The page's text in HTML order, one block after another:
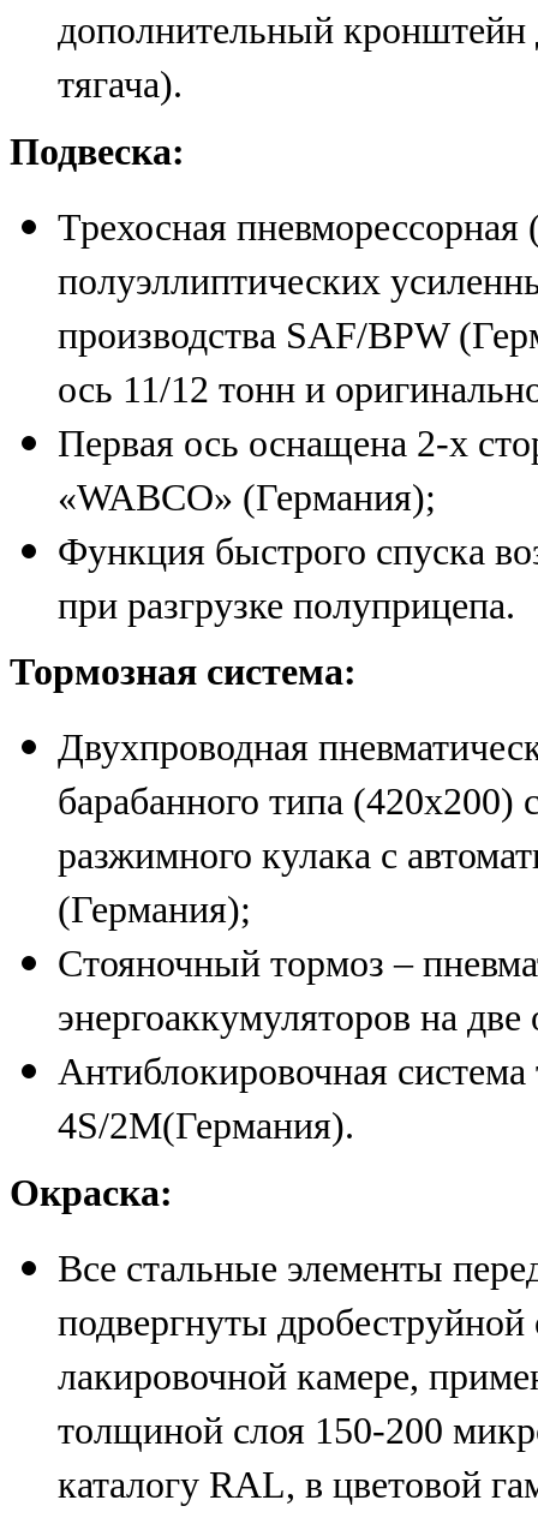
дополнительный кронштейн
тягача).
Подвеска:
Трехосная пневморессорная
полуэллиптических
производства SAF/BPW
ось 11/12 тонн и
Первая ось оснащена 2-х
«WABCO» (Германия);
Функция быстрого спуска
при разгрузке полуприцепа.
Тормозная система:
Двухпроводная
барабанного типа (420х200)
разжимного кулака с
(Германия);
Стояночный тормоз –
энергоаккумуляторов на две
Антиблокировочная
4S/2M(Германия).
Окраска:
Все стальные элементы
подвергнуты дробеструйной
лакировочной камере,
толщиной слоя 150-200
каталогу RAL, в цветовой